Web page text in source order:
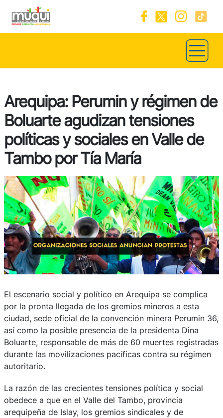
Arequipa: Perumin y régimen de
Boluarte agudizan tensiones
políticas y sociales en Valle de
Tambo por Tía María
El escenario social y político en Arequipa se complica
por la pronta llegada de los gremios mineros a esta
ciudad, sede oficial de la convención minera Perumin 36,
así como la posible presencia de la presidenta Dina
Boluarte, responsable de más de 60 muertes registradas
durante las movilizaciones pacíficas contra su régimen
autoritario.
La razón de las crecientes tensiones política y social
obedece a que en el Valle del Tambo, provincia
arequipeña de Islay, los gremios sindicales y de